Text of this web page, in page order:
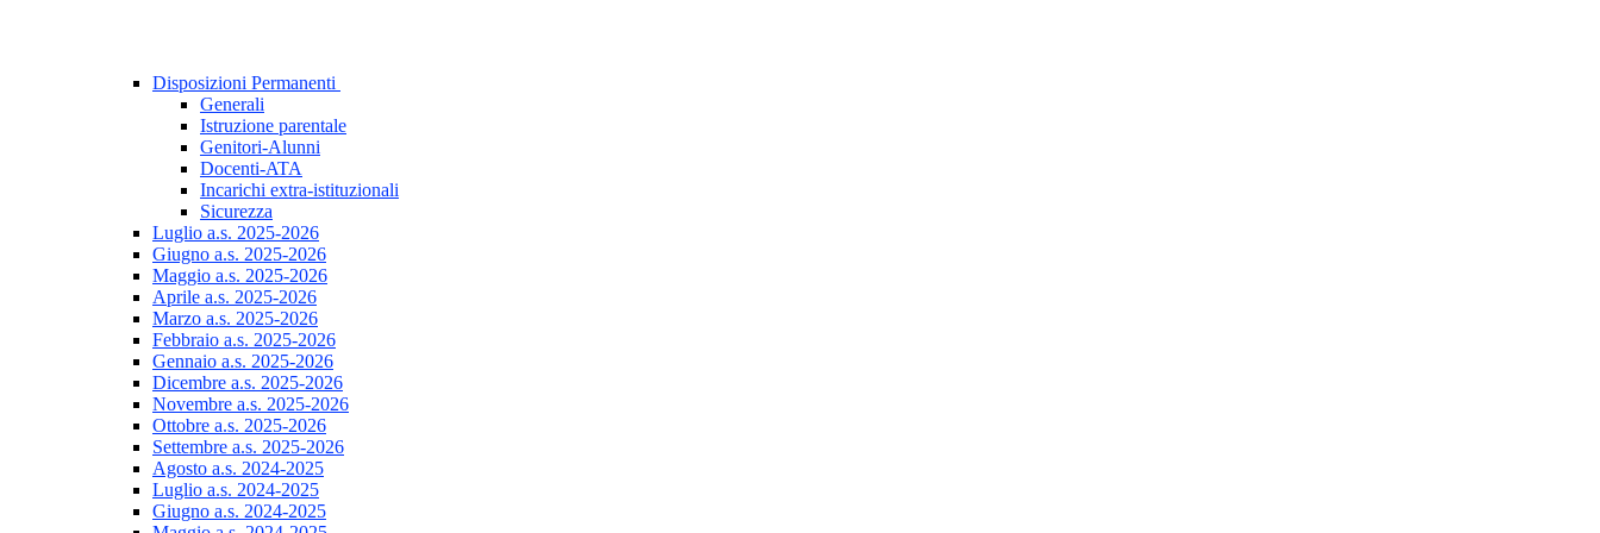
Disposizioni Permanenti
Generali
Istruzione parentale
Genitori-Alunni
Docenti-ATA
Incarichi extra-istituzionali
Sicurezza
Luglio a.s. 2025-2026
Giugno a.s. 2025-2026
Maggio a.s. 2025-2026
Aprile a.s. 2025-2026
Marzo a.s. 2025-2026
Febbraio a.s. 2025-2026
Gennaio a.s. 2025-2026
Dicembre a.s. 2025-2026
Novembre a.s. 2025-2026
Ottobre a.s. 2025-2026
Settembre a.s. 2025-2026
Agosto a.s. 2024-2025
Luglio a.s. 2024-2025
Giugno a.s. 2024-2025